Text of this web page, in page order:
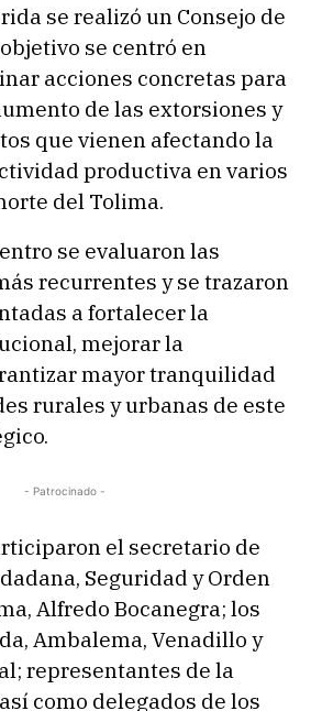
se realizó un Consejo de
se centró en
acciones concretas para
de las extorsiones y
que vienen afectando la
productiva en varios
del Tolima.
se evaluaron las
recurrentes y se trazaron
a fortalecer la
mejorar la
mayor tranquilidad
rurales y urbanas de este
- Patrocinado -
el secretario de
Seguridad y Orden
Alfredo Bocanegra; los
Ambalema, Venadillo y
representantes de la
como delegados de los